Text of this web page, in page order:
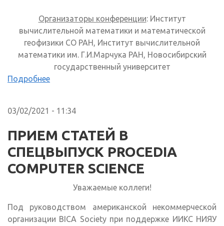
Организаторы конференции: Институт
вычислительной математики и математической
геофизики СО РАН, Институт вычислительной
математики им. Г.И.Марчука РАН, Новосибирский
государственный университет
Подробнее
03/02/2021 - 11:34
ПРИЕМ СТАТЕЙ В
СПЕЦВЫПУСК PROCEDIA
COMPUTER SCIENCE
Уважаемые коллеги!
Под руководством американской некоммерческой
организации BICA Society при поддержке ИИКС НИЯУ